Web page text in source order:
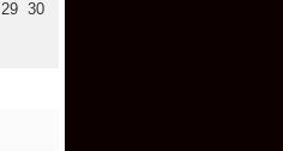
29 30